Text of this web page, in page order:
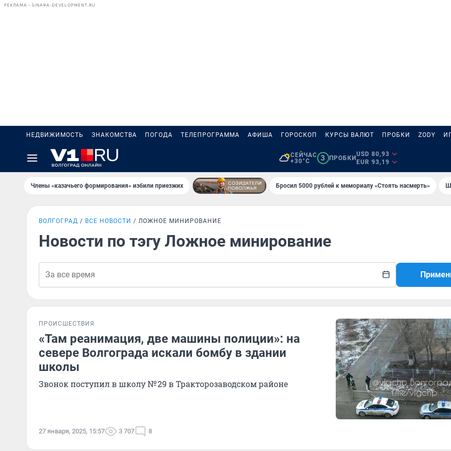
РЕКЛАМА • SINARA-DEVELOPMENT.RU
НЕДВИЖИМОСТЬ ЗНАКОМСТВА ПОГОДА ТЕЛЕПРОГРАММА АФИША ГОРОСКОП КУРСЫ ВАЛЮТ ПРОБКИ ZODY
СЕЙЧАС
+30°C
3 ПРОБКИ
USD 80,93
EUR 93,19
Члены «казачьего формирования» избили приезжих Бросил 5000 рублей к мемориалу «Стоять насмерть»
ВОЛГОГРАД ВСЕ НОВОСТИ ЛОЖНОЕ МИНИРОВАНИЕ
Новости по тэгу Ложное минирование
ПРОИСШЕСТВИЯ
«Там реанимация, две машины полиции»: на
севере Волгограда искали бомбу в здании
школы
Звонок поступил в школу № 29 в Тракторозаводском районе
27 января, 2025, 15:57 3 707 8